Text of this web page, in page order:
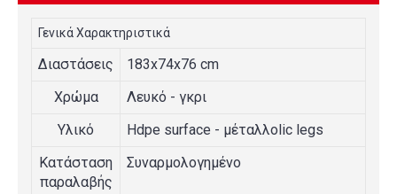
Γενικά Χαρακτηριστικά
Διαστάσεις
183x74x76 cm
Χρώμα
Λευκό - γκρι
Υλικό
Hdpe surface - μέταλλοlic legs
Κατάσταση
παραλαβής
Συναρμολογημένο